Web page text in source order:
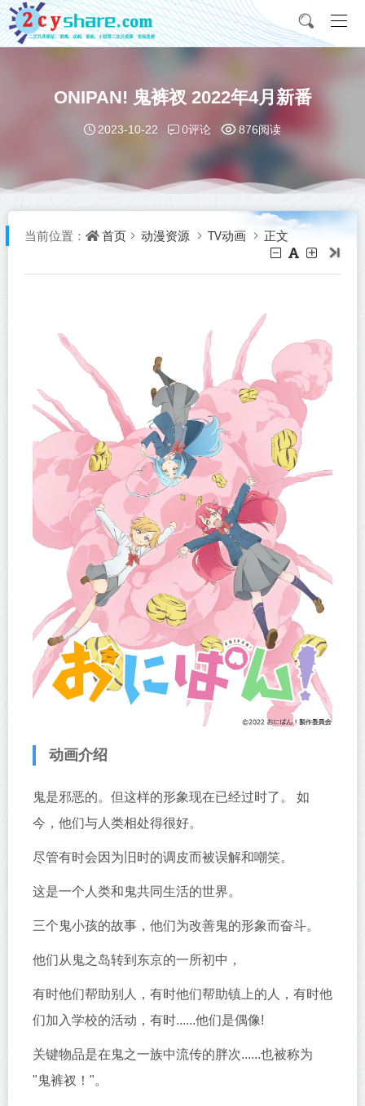
ONIPAN! 鬼裤衩 2022年4月新番
2023-10-22 0评论 876阅读
当前位置： 首页 动漫资源 TV动画 正文
动画介绍
鬼是邪恶的。但这样的形象现在已经过时了。 如
今，他们与人类相处得很好。
尽管有时会因为旧时的调皮而被误解和嘲笑。
这是一个人类和鬼共同生活的世界。
三个鬼小孩的故事，他们为改善鬼的形象而奋斗。
他们从鬼之岛转到东京的一所初中，
有时他们帮助别人，有时他们帮助镇上的人，有时他
们加入学校的活动，有时......他们是偶像!
关键物品是在鬼之一族中流传的胖次......也被称为
"鬼裤衩！"。